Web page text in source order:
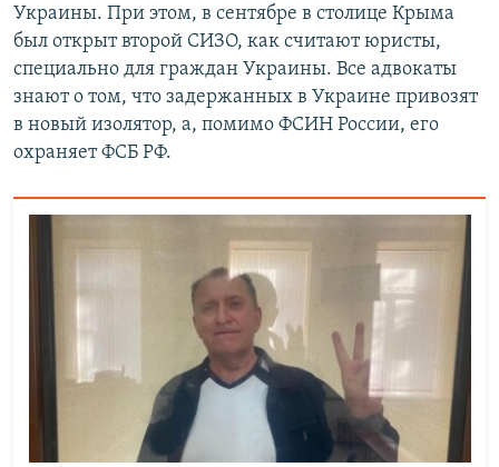
Украины. При этом, в сентябре в столице Крыма
был открыт второй СИЗО, как считают юристы,
специально для граждан Украины. Все адвокаты
знают о том, что задержанных в Украине привозят
в новый изолятор, а, помимо ФСИН России, его
охраняет ФСБ РФ.